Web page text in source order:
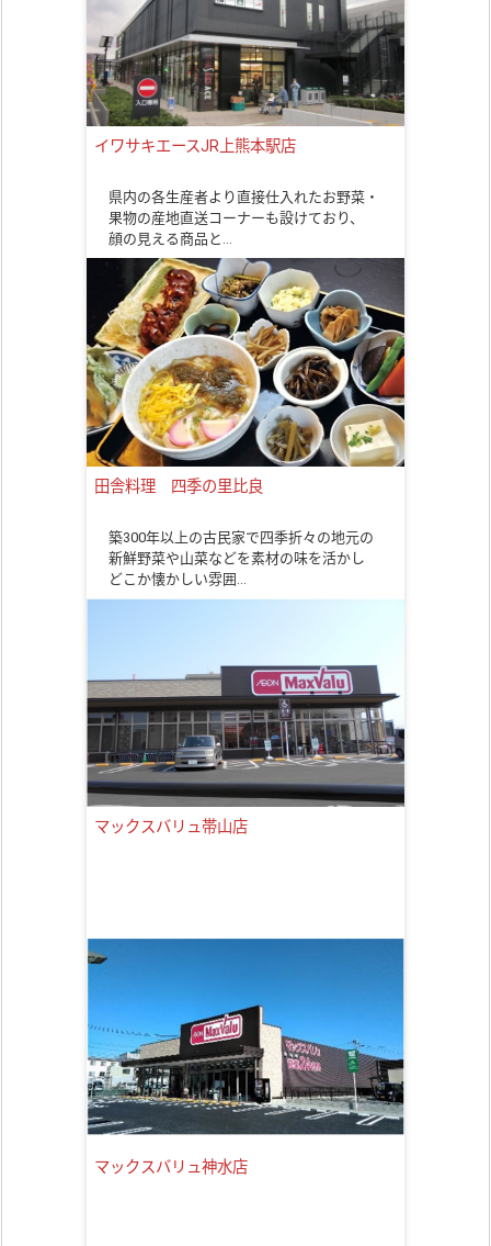
イワサキエースJR上熊本駅店
県内の各生産者より直接仕入れたお野菜・
果物の産地直送コーナーも設けており、
顔の見える商品と…
田舎料理 四季の里比良
築300年以上の古民家で四季折々の地元の
新鮮野菜や山菜などを素材の味を活かし
どこか懐かしい雰囲…
マックスバリュ帯山店
マックスバリュ神水店